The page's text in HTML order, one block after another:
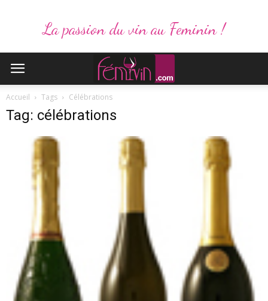
La passion du vin au Feminin !
Accueil Tags Célébrations
Tag: célébrations